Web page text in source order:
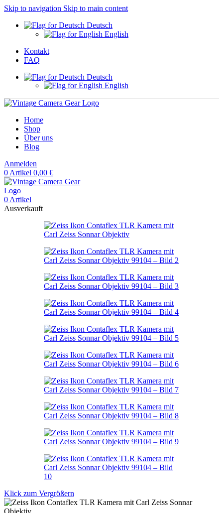
Skip to navigation Skip to main content
Deutsch
English
Kontakt
FAQ
Deutsch
English
Home
Shop
Über uns
Blog
Anmelden
0 Artikel 0,00 €
0 Artikel
Ausverkauft
Klick zum Vergrößern